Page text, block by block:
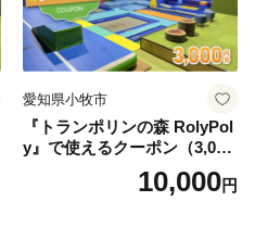
愛知県小牧市
『トランポリンの森 RolyPol
y』で使えるクーポン（3,000
10,000円